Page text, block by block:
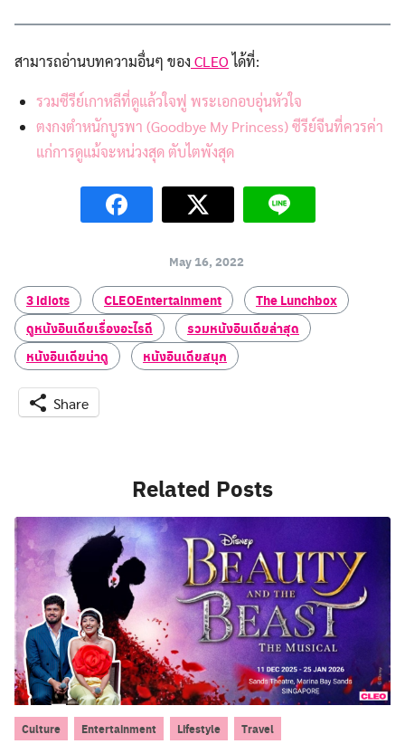
สามารถอ่านบทความอื่นๆ ของ CLEOได้ที่:
รวมซีรีย์เกาหลีที่ดูแล้วใจฟู พระเอกอบอุ่นหัวใจ
ตงกงตำหนักบูรพา (Goodbye My Princess) ซีรีย์จีนที่ควรค่า
แก่การดูแม้จะหน่วงสุด ตับไตพังสุด
May 16, 2022
3 idiots CLEOEntertainment
The Lunchbox
ดูหนังอินเดียเรื่องอะไรดี
รวมหนังอินเดียล่าสุด
หนังอินเดียน่าดู
หนังอินเดียสนุก
Share
Related Posts
Culture Entertainment Lifestyle Travel